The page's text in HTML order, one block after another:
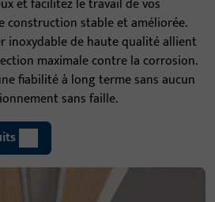
et facilitez le travail de vos
construction stable et améliorée.
inoxydable de haute qualité allient
maximale contre la corrosion.
fiabilité à long terme sans aucun
sans faille.